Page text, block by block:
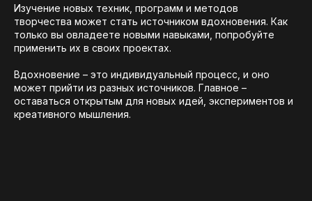
Изучение новых техник, программ и методов
творчества может стать источником вдохновения. Как
только вы овладеете новыми навыками, попробуйте
применить их в своих проектах.
Вдохновение – это индивидуальный процесс, и оно
может прийти из разных источников. Главное –
оставаться открытым для новых идей, экспериментов и
креативного мышления.